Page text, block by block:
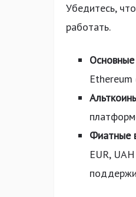
Убедитесь,
работать.
Ethereum
Фиатные
EUR,